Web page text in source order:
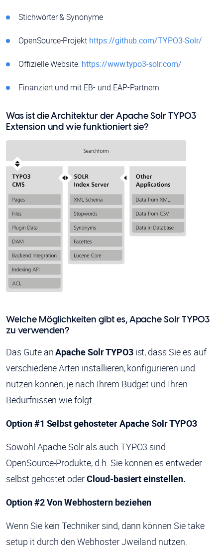
Stichwörter & Synonyme
OpenSource-Projekt https://github.com/TYPO3-Solr/
Offizielle Website: https://www.typo3-solr.com/
Finanziert und mit EB- und EAP-Partnern
Was ist die Architektur der Apache Solr TYPO3
Extension und wie funktioniert sie?
Welche Möglichkeiten gibt es, Apache Solr TYPO3
zu verwenden?
Das Gute anApache Solr TYPO3ist, dass Sie es auf
verschiedene Arten installieren, konfigurieren und
nutzen können, je nach Ihrem Budget und Ihren
Bedürfnissen wie folgt.
Option #1 Selbst gehosteter Apache Solr TYPO3
Sowohl Apache Solr als auch TYPO3 sind
OpenSource-Produkte, d.h. Sie können es entweder
selbst gehostet oderCloud-basiert einstellen.
Option #2 Von Webhostern beziehen
Wenn Sie kein Techniker sind, dann können Sie take
setup it durch den Webhoster Jweiland nutzen.